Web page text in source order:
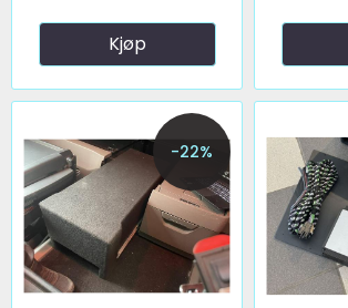
Kjøp
-22%